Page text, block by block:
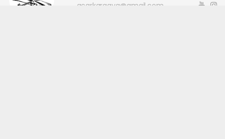
acarkaraaya@gmail.com